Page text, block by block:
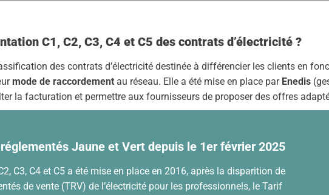
C1, C2, C3, C4 et C5 des contrats d’électricité ?
des contrats d’électricité destinée à différencier les clients en
mode de raccordement au réseau. Elle a été mise en place par Enedis
la facturation et permettre aux fournisseurs de proposer des offres
Jaune et Vert depuis le 1er février 2025
C3, C4 et C5 a été mise en place en 2016, après la disparition de
de vente (TRV) de l’électricité pour les professionnels, le Tarif